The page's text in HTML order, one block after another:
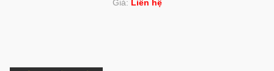
Giá: Liên hệ